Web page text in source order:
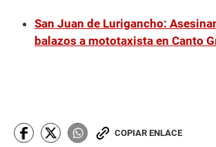
San Juan de Lurigancho:
balazos a mototaxista en Canto
COPIAR ENLACE